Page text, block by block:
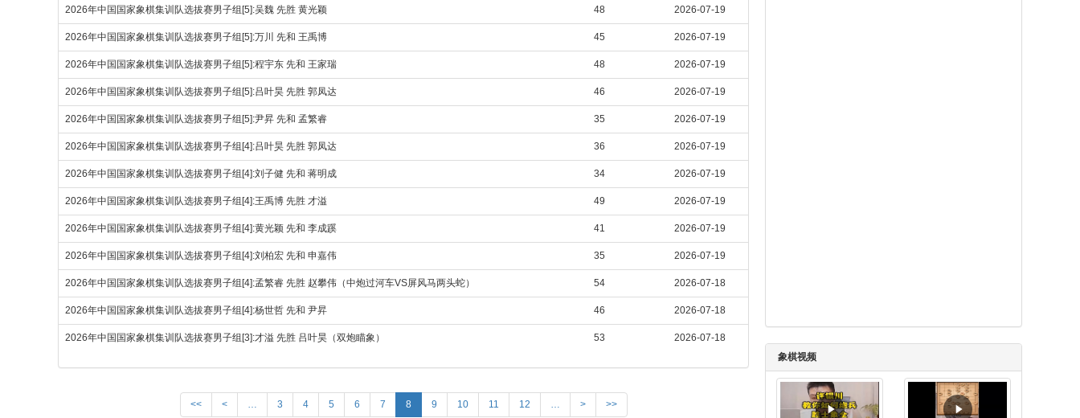
2026年中国国家象棋集训队选拔赛男子组[5]:吴魏 先胜 黄光颖 48 2026-07-19
2026年中国国家象棋集训队选拔赛男子组[5]:万川 先和 王禹博 45 2026-07-19
2026年中国国家象棋集训队选拔赛男子组[5]:程宇东 先和 王家瑞 48 2026-07-19
2026年中国国家象棋集训队选拔赛男子组[5]:吕叶昊 先胜 郭凤达 46 2026-07-19
2026年中国国家象棋集训队选拔赛男子组[5]:尹昇 先和 孟繁睿 35 2026-07-19
2026年中国国家象棋集训队选拔赛男子组[4]:吕叶昊 先胜 郭凤达 36 2026-07-19
2026年中国国家象棋集训队选拔赛男子组[4]:刘子健 先和 蒋明成 34 2026-07-19
2026年中国国家象棋集训队选拔赛男子组[4]:王禹博 先胜 才溢 49 2026-07-19
2026年中国国家象棋集训队选拔赛男子组[4]:黄光颖 先和 李成蹊 41 2026-07-19
2026年中国国家象棋集训队选拔赛男子组[4]:刘柏宏 先和 申嘉伟 35 2026-07-19
2026年中国国家象棋集训队选拔赛男子组[4]:孟繁睿 先胜 赵攀伟（中炮过河车VS屏风马两头蛇） 54 2026-07-18
2026年中国国家象棋集训队选拔赛男子组[4]:杨世哲 先和 尹昇 46 2026-07-18
2026年中国国家象棋集训队选拔赛男子组[3]:才溢 先胜 吕叶昊（双炮瞄象） 53 2026-07-18
<< < … 3 4 5 6 7 8 9 10 11 12 … > >>
象棋视频